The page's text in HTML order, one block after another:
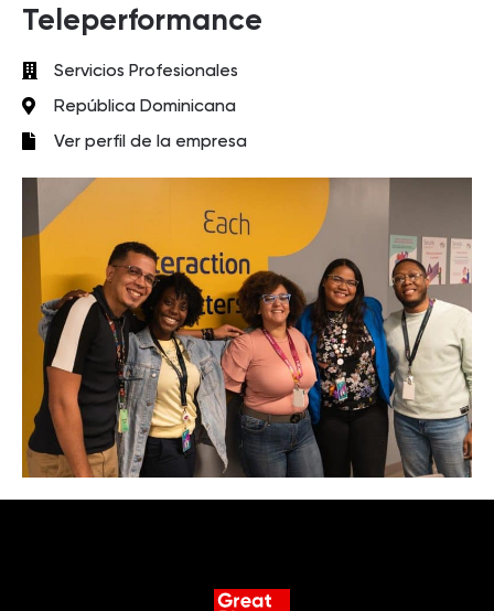
Teleperformance
Servicios Profesionales
República Dominicana
Ver perfil de la empresa